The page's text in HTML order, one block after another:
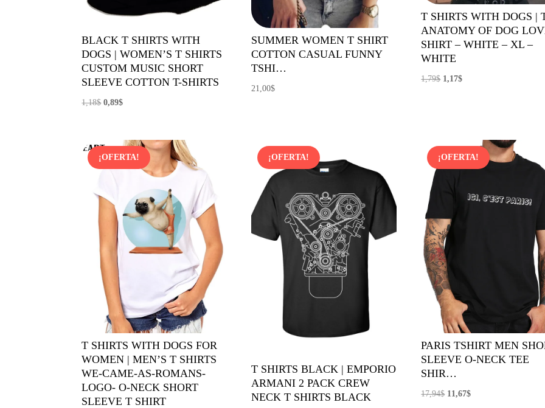
BLACK T SHIRTS WITH
DOGS | WOMEN’S T SHIRTS
CUSTOM MUSIC SHORT
SLEEVE COTTON T-SHIRTS
1,18$ El
0,89$El
0,89$.
SUMMER WOMEN T SHIRT
COTTON CASUAL FUNNY
TSHI…
21,00$
T SHIRTS WITH DOGS |
ANATOMY OF DOG
SHIRT – WHITE – XL –
WHITE
1,79$ El
1,17$El
1,17$.
¡OFERTA!
T SHIRTS WITH DOGS FOR
WOMEN | MEN’S T SHIRTS
WE-CAME-AS-ROMANS-
LOGO- O-NECK SHORT
SLEEVE T SHIRT
¡OFERTA!
T SHIRTS BLACK | EMPORIO
ARMANI 2 PACK CREW
NECK T SHIRTS BLACK
¡OFERTA!
PARIS TSHIRT MEN
SLEEVE O-NECK TEE
SHIR…
17,94$ El
11,67$El